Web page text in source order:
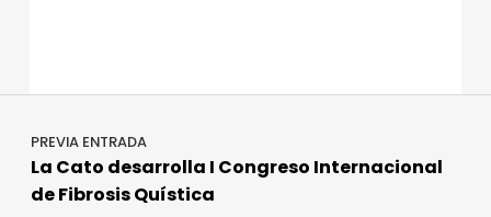
Navegación de entradas
PREVIA ENTRADA
La Cato desarrolla I Congreso Internacional
de Fibrosis Quística